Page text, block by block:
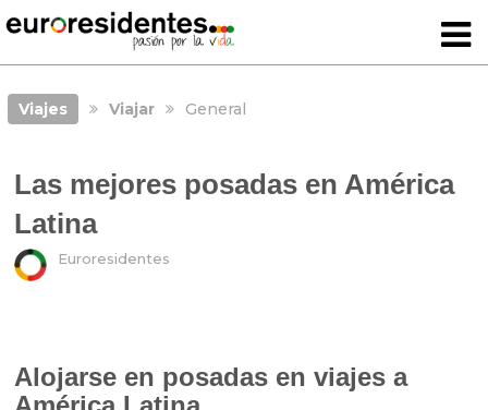
Viajes Viajar General
Las mejores posadas en América
Latina
Euroresidentes
Alojarse en posadas en viajes a